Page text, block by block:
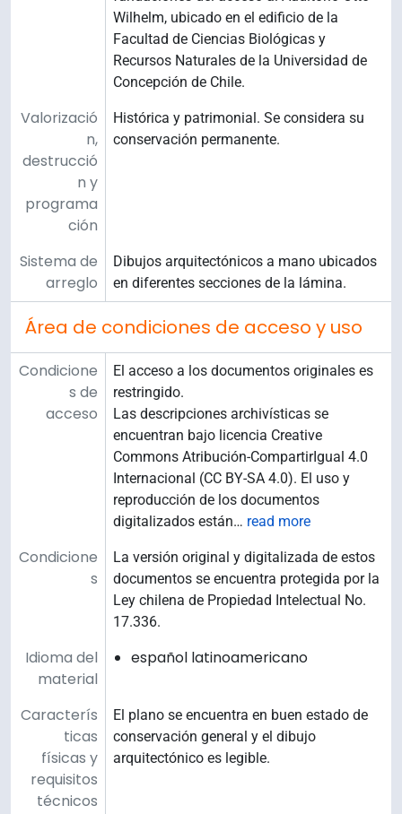
Wilhelm, ubicado en el edificio de la
Facultad de Ciencias Biológicas y
Recursos Naturales de la Universidad de
Concepción de Chile.
Valorizació
n,
destrucció
n y
programa
ción
Histórica y patrimonial. Se considera su
conservación permanente.
Sistema de
arreglo
Dibujos arquitectónicos a mano ubicados
en diferentes secciones de la lámina.
Área de condiciones de acceso y uso
Condicione
s de
acceso
El acceso a los documentos originales es
restringido.
Las descripciones archivísticas se
encuentran bajo licencia Creative
Commons Atribución-CompartirIgual 4.0
Internacional (CC BY-SA 4.0). El uso y
reproducción de los documentos
digitalizados están… read more
Condicione
s
La versión original y digitalizada de estos
documentos se encuentra protegida por la
Ley chilena de Propiedad Intelectual No.
17.336.
Idioma del
material
español latinoamericano
Caracterís
ticas
físicas y
requisitos
técnicos
El plano se encuentra en buen estado de
conservación general y el dibujo
arquitectónico es legible.